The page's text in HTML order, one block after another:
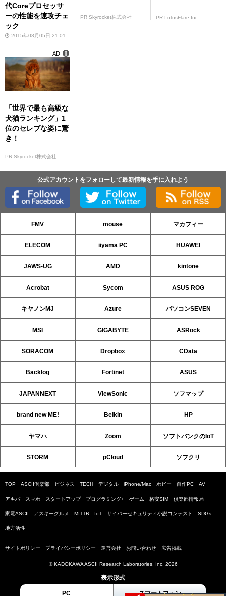
代Coreプロセッサ
ーの性能を速攻チェ
ック
2015年08月05日 21:01
PR Skyrocket株式会社 PR LotusFlare Inc
「世界で最も高級な
犬猫ランキング」1
位のセレブな姿に驚
き！
PR Skyrocket株式会社
AD
公式アカウントをフォローして最新情報を手に入れよう
FMV mouse マカフィー
ELECOM iiyama PC HUAWEI
JAWS-UG AMD kintone
Acrobat Sycom ASUS ROG
キヤノンMJ Azure パソコンSEVEN
MSI GIGABYTE ASRock
SORACOM Dropbox CData
Backlog Fortinet ASUS
JAPANNEXT ViewSonic ソフマップ
brand new ME! Belkin HP
ヤマハ Zoom ソフトバンクのIoT
STORM pCloud ソフクリ
TOP ASCII倶楽部 ビジネス TECH デジタル iPhone/Mac ホビー 自作PC AV
アキバ スマホ スタートアップ プログラミング+ ゲーム 格安SIM 倶楽部情報局
家電ASCII アスキーグルメ MITTR IoT サイバーセキュリティ小説コンテスト SDGs
地方活性
サイトポリシー プライバシーポリシー 運営会社 お問い合わせ 広告掲載
© KADOKAWA ASCII Research Laboratories, Inc. 2026
表示形式
PC スマートフォン